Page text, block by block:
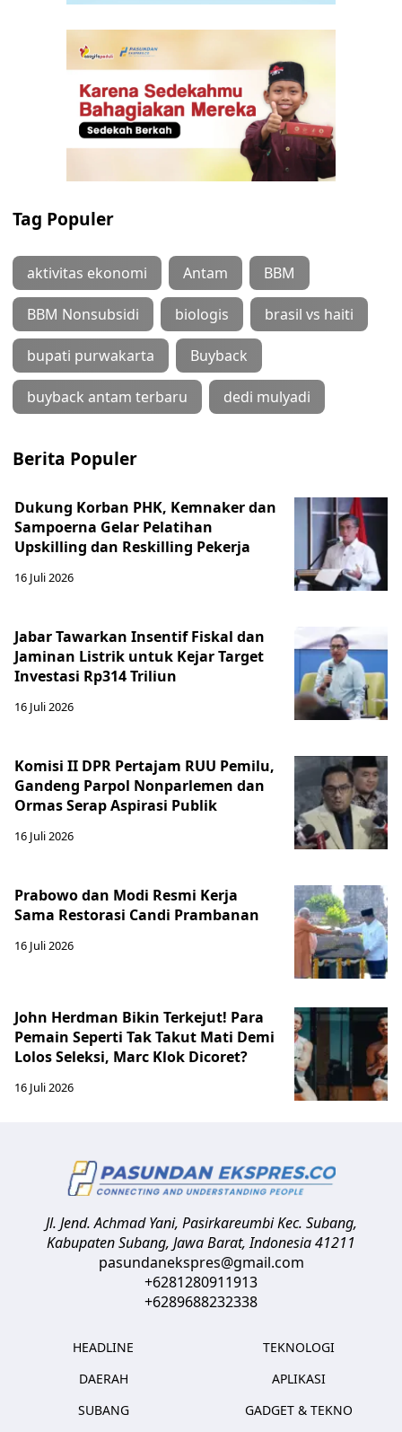
Tag Populer
aktivitas ekonomi Antam BBM
BBM Nonsubsidi biologis brasil vs haiti
bupati purwakarta Buyback
buyback antam terbaru dedi mulyadi
Berita Populer
Dukung Korban PHK, Kemnaker dan
Sampoerna Gelar Pelatihan
Upskilling dan Reskilling Pekerja
16 Juli 2026
Jabar Tawarkan Insentif Fiskal dan
Jaminan Listrik untuk Kejar Target
Investasi Rp314 Triliun
16 Juli 2026
Komisi II DPR Pertajam RUU Pemilu,
Gandeng Parpol Nonparlemen dan
Ormas Serap Aspirasi Publik
16 Juli 2026
Prabowo dan Modi Resmi Kerja
Sama Restorasi Candi Prambanan
16 Juli 2026
John Herdman Bikin Terkejut! Para
Pemain Seperti Tak Takut Mati Demi
Lolos Seleksi, Marc Klok Dicoret?
16 Juli 2026
Jl. Jend. Achmad Yani, Pasirkareumbi Kec. Subang,
Kabupaten Subang, Jawa Barat,Indonesia41211
pasundanekspres@gmail.com
+6281280911913
+6289688232338
HEADLINE
DAERAH
SUBANG
TEKNOLOGI
APLIKASI
GADGET & TEKNO